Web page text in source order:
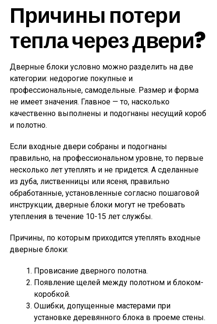
Причины потери
тепла через двери?
Дверные блоки условно можно разделить на две
категории: недорогие покупные и
профессиональные, самодельные. Размер и форма
не имеет значения. Главное — то, насколько
качественно выполнены и подогнаны несущий короб
и полотно.
Если входные двери собраны и подогнаны
правильно, на профессиональном уровне, то первые
несколько лет утеплять и не придется. А сделанные
из дуба, лиственницы или ясеня, правильно
обработанные, установленные согласно пошаговой
инструкции, дверные блоки могут не требовать
утепления в течение 10-15 лет службы.
Причины, по которым приходится утеплять входные
дверные блоки:
Провисание дверного полотна.
Появление щелей между полотном и блоком-
коробкой.
Ошибки, допущенные мастерами при
установке деревянного блока в проеме стены.